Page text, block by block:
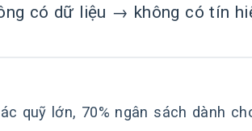
có dữ liệu → không có tín
quỹ lớn, 70% ngân sách dành